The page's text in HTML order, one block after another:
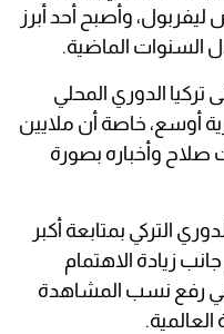
وأصبح أحد أبرز
السنوات الماضية.
تركيا الدوري المحلي
أوسع، خاصة أن ملايين
صلاح وأخباره بصورة
التركي بمتابعة أكبر
زيادة الاهتمام
في رفع نسب المشاهدة